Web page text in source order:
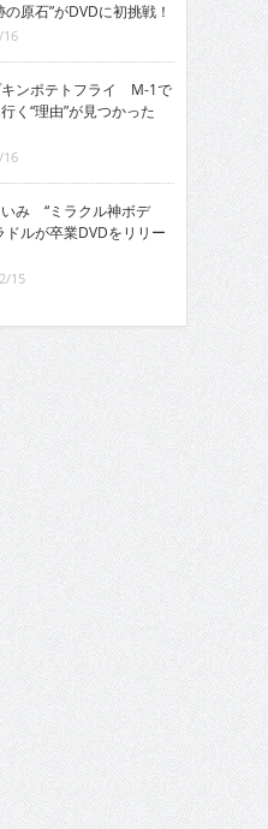
の原石”がDVDに初挑戦！
キンポテトフライ M-1で
く“理由”が見つかった
み “ミラクル神ボデ
ドルが卒業DVDをリリー
15